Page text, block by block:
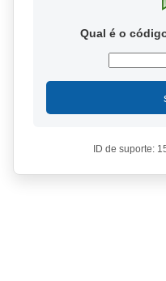
Qual é o
ID de suporte: